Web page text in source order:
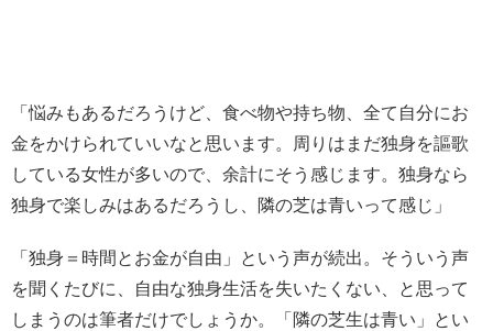
「悩みもあるだろうけど、食べ物や持ち物、全て自分にお
金をかけられていいなと思います。周りはまだ独身を謳歌
している女性が多いので、余計にそう感じます。独身なら
独身で楽しみはあるだろうし、隣の芝は青いって感じ」
「独身＝時間とお金が自由」という声が続出。そういう声
を聞くたびに、自由な独身生活を失いたくない、と思って
しまうのは筆者だけでしょうか。「隣の芝生は青い」とい